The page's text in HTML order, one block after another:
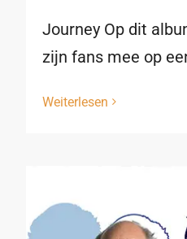
Journey Op dit
zijn fans mee op
Weiterlesen